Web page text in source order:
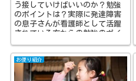
う接していけばいいのか？勉強
のポイントは？実際に発達障害
の息子さんが看護師として活躍
されている方からの勉強のポイ
ています。
お便り紹介